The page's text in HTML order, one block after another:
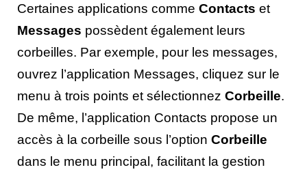
Certaines applications comme Contacts et
Messages possèdent également leurs
corbeilles. Par exemple, pour les messages,
ouvrez l’application Messages, cliquez sur le
menu à trois points et sélectionnez Corbeille.
De même, l’application Contacts propose un
accès à la corbeille sous l’option Corbeille
dans le menu principal, facilitant la gestion